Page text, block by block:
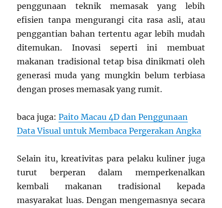
penggunaan teknik memasak yang lebih
efisien tanpa mengurangi cita rasa asli, atau
penggantian bahan tertentu agar lebih mudah
ditemukan. Inovasi seperti ini membuat
makanan tradisional tetap bisa dinikmati oleh
generasi muda yang mungkin belum terbiasa
dengan proses memasak yang rumit.
baca juga:Paito Macau 4D dan Penggunaan
Data Visual untuk Membaca Pergerakan Angka
Selain itu, kreativitas para pelaku kuliner juga
turut berperan dalam memperkenalkan
kembali makanan tradisional kepada
masyarakat luas. Dengan mengemasnya secara